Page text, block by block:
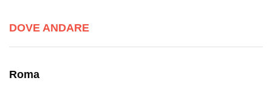
DOVE ANDARE
Roma